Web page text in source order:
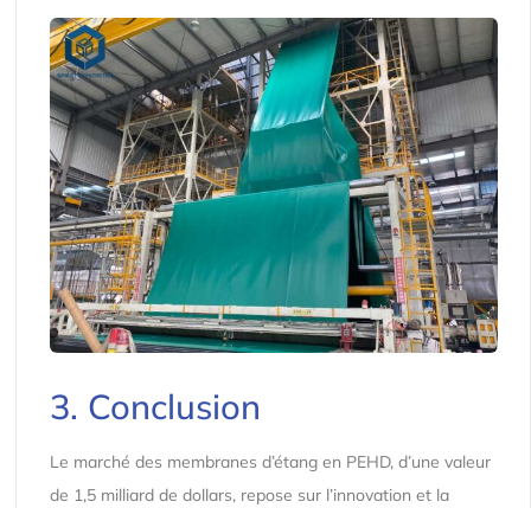
3. Conclusion
Le marché des membranes d’étang en PEHD, d’une valeur
de 1,5 milliard de dollars, repose sur l’innovation et la